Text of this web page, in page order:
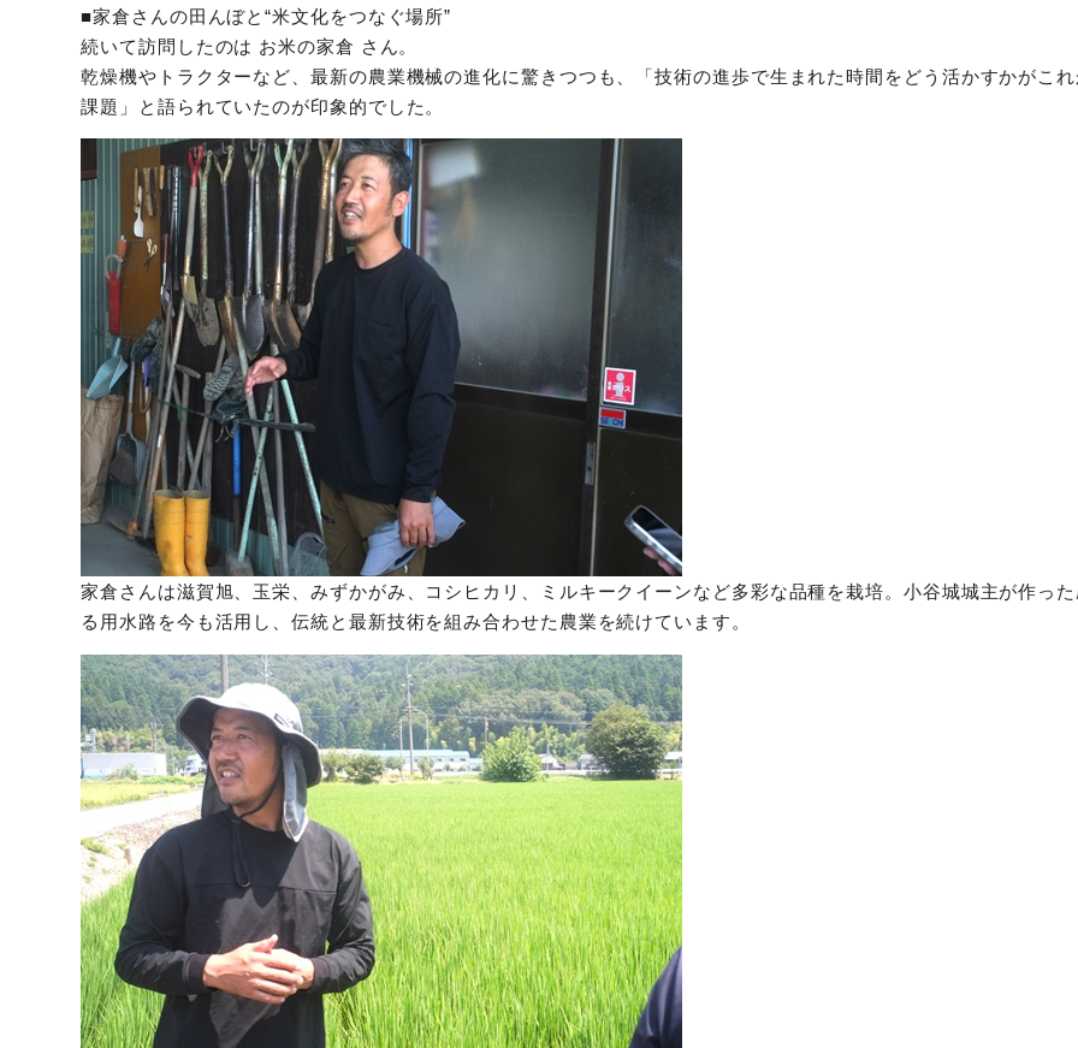
■家倉さんの田んぼと“米文化をつなぐ場所”
続いて訪問したのは お米の家倉 さん。
乾燥機やトラクターなど、最新の農業機械の進化に驚きつつも、「技術の進歩で生まれた時間をどう活かすかがこ
課題」と語られていたのが印象的でした。
家倉さんは滋賀旭、玉栄、みずかがみ、コシヒカリ、ミルキークイーンなど多彩な品種を栽培。小谷城城主が作っ
る用水路を今も活用し、伝統と最新技術を組み合わせた農業を続けています。